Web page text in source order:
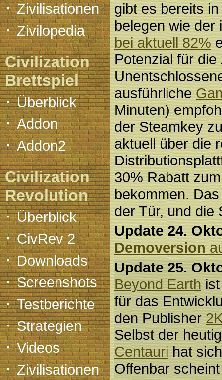
·Zivilisationen
·Zivilopedia
Civilization
Brettspiel
·Überblick
·Addon
·Addon2
Civilization
Revolution
·Überblick
·CivRev 2
·Downloads
·Screenshots
·Testberichte
·Strategien
·Videos
·Zivilisationen
gibt es bereits
belegen wie
bei aktuell 82%
Potenzial für die
ausführliche
Minuten)
der Steamkey
aktuell über die
30% Rabatt
bekommen.
der Tür, und die
Update 24.
Demoversion
Update 25.
Beyond Earthist
für das
den Publisher
Selbst der
Centaurihat
Offenbar